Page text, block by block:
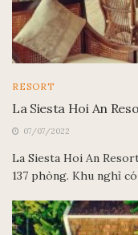
RESORT
La Siesta Hoi An
07/07/2022
La Siesta Hoi An
137 phòng. Khu nghỉ có